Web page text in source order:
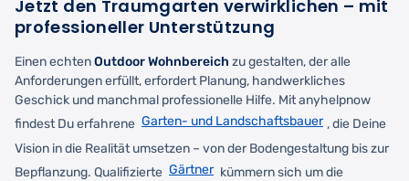
Jetzt den Traumgarten verwirklichen – mit
professioneller Unterstützung
Einen echtenOutdoor Wohnbereich zu gestalten, der alle
Anforderungen erfüllt, erfordert Planung, handwerkliches
Geschick und manchmal professionelle Hilfe. Mit anyhelpnow
findest Du erfahrene Garten- und Landschaftsbauer , die Deine
Vision in die Realität umsetzen – von der Bodengestaltung bis zur
Bepflanzung. Qualifizierte Gärtner kümmern sich um die